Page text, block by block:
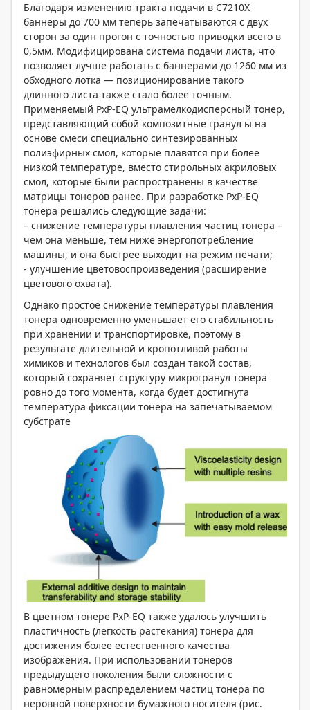
Благодаря изменению тракта подачи в C7210Х
баннеры до 700 мм теперь запечатываются с двух
сторон за один прогон с точностью приводки всего в
0,5мм. Модифицирована система подачи листа, что
позволяет лучше работать с баннерами до 1260 мм из
обходного лотка — позиционирование такого
длинного листа также стало более точным.
Применяемый PxP-EQ ультрамелкодисперсный тонер,
представляющий собой композитные гранул ы на
основе смеси специально синтезированных
полиэфирных смол, которые плавятся при более
низкой температуре, вместо стирольных акриловых
смол, которые были распространены в качестве
матрицы тонеров ранее. При разработке PxP-EQ
тонера решались следующие задачи:
– снижение температуры плавления частиц тонера –
чем она меньше, тем ниже энергопотребление
машины, и она быстрее выходит на режим печати;
- улучшение цветовоспроизведения (расширение
цветового охвата).
Однако простое снижение температуры плавления
тонера одновременно уменьшает его стабильность
при хранении и транспортировке, поэтому в
результате длительной и кропотливой работы
химиков и технологов был создан такой состав,
который сохраняет структуру микрогранул тонера
ровно до того момента, когда будет достигнута
температура фиксации тонера на запечатываемом
субстрате
В цветном тонере PxP-EQ также удалось улучшить
пластичность (легкость растекания) тонера для
достижения более естественного качества
изображения. При использовании тонеров
предыдущего поколения были сложности с
равномерным распределением частиц тонера по
неровной поверхности бумажного носителя (рис.